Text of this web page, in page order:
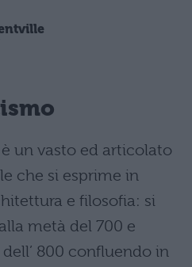
è un vasto ed articolato
che si esprime in
e filosofia: si
metà del 700 e
800 confluendo in